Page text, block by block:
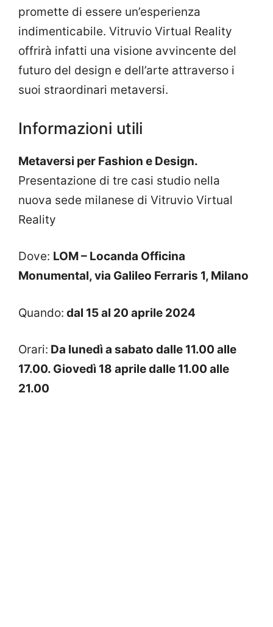
promette di essere un’esperienza
indimenticabile. Vitruvio Virtual Reality
offrirà infatti una visione avvincente del
futuro del design e dell’arte attraverso i
suoi straordinari metaversi.
Informazioni utili
Metaversi per Fashion e Design.
Presentazione di tre casi studio nella
nuova sede milanese di Vitruvio Virtual
Reality
Dove: LOM – Locanda Officina
Monumental, via Galileo Ferraris 1, Milano
Quando: dal 15 al 20 aprile 2024
Orari: Da lunedì a sabato dalle 11.00 alle
17.00. Giovedì 18 aprile dalle 11.00 alle
21.00